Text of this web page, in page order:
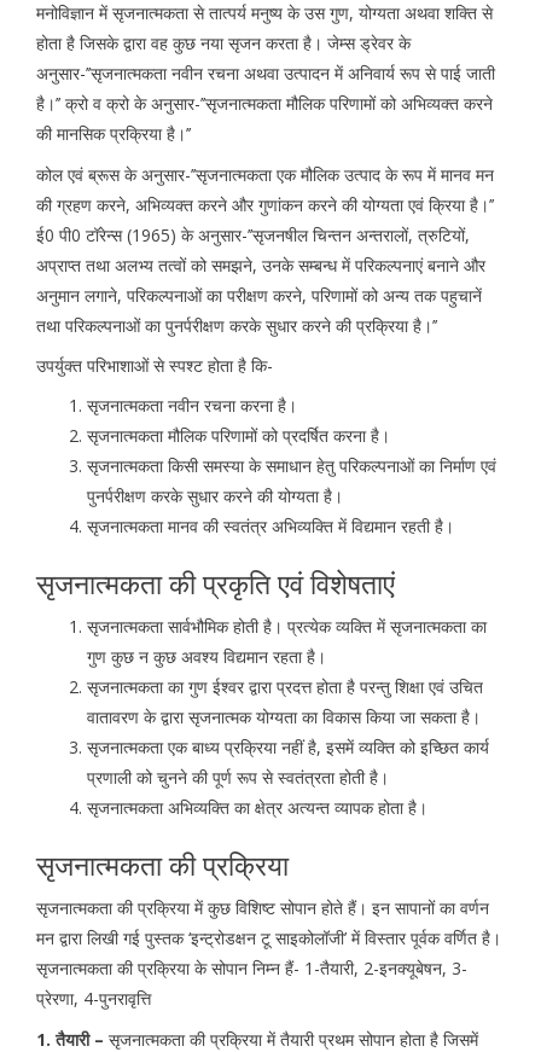
मनोविज्ञान में सृजनात्मकता से तात्पर्य मनुष्य के उस गुण, योग्यता अथवा शक्ति से
होता है जिसके द्वारा वह कुछ नया सृजन करता है। जेम्स ड्रेवर के
अनुसार-’’सृजनात्मकता नवीन रचना अथवा उत्पादन में अनिवार्य रूप से पाई जाती
है।’’ क्रो व क्रो के अनुसार-’’सृजनात्मकता मौलिक परिणामों को अभिव्यक्त करने
की मानसिक प्रक्रिया है।’’
कोल एवं ब्रूस के अनुसार-’’सृजनात्मकता एक मौलिक उत्पाद के रूप में मानव मन
की ग्रहण करने, अभिव्यक्त करने और गुणांकन करने की योग्यता एवं क्रिया है।’’
ई0 पी0 टॉरेन्स (1965) के अनुसार-’’सृजनषील चिन्तन अन्तरालों, त्रुटियों,
अप्राप्त तथा अलभ्य तत्वों को समझने, उनके सम्बन्ध में परिकल्पनाएं बनाने और
अनुमान लगाने, परिकल्पनाओं का परीक्षण करने, परिणामों को अन्य तक पहुचानें
तथा परिकल्पनाओं का पुनर्परीक्षण करके सुधार करने की प्रक्रिया है।’’
उपर्युक्त परिभाशाओं से स्पश्ट होता है कि-
सृजनात्मकता नवीन रचना करना है।
सृजनात्मकता मौलिक परिणामों को प्रदर्षित करना है।
सृजनात्मकता किसी समस्या के समाधान हेतु परिकल्पनाओं का निर्माण एवं
पुनर्परीक्षण करके सुधार करने की योग्यता है।
सृजनात्मकता मानव की स्वतंत्र अभिव्यक्ति में विद्यमान रहती है।
सृजनात्मकता की प्रकृति एवं विशेषताएं
सृजनात्मकता सार्वभौमिक होती है। प्रत्येक व्यक्ति में सृजनात्मकता का
गुण कुछ न कुछ अवश्य विद्यमान रहता है।
सृजनात्मकता का गुण ईश्वर द्वारा प्रदत्त होता है परन्तु शिक्षा एवं उचित
वातावरण के द्वारा सृजनात्मक योग्यता का विकास किया जा सकता है।
सृजनात्मकता एक बाध्य प्रक्रिया नहीं है, इसमें व्यक्ति को इच्छित कार्य
प्रणाली को चुनने की पूर्ण रूप से स्वतंत्रता होती है।
सृजनात्मकता अभिव्यक्ति का क्षेत्र अत्यन्त व्यापक होता है।
सृजनात्मकता की प्रक्रिया
सृजनात्मकता की प्रक्रिया में कुछ विशिष्ट सोपान होते हैं। इन सापानों का वर्णन
मन द्वारा लिखी गई पुस्तक ‘इन्ट्रोडक्षन टू साइकोलॉजी’ में विस्तार पूर्वक वर्णित है।
सृजनात्मकता की प्रक्रिया के सोपान निम्न हैं- 1-तैयारी, 2-इनक्यूबेषन, 3-
प्रेरणा, 4-पुनरावृत्ति
1. तैयारी – सृजनात्मकता की प्रक्रिया में तैयारी प्रथम सोपान होता है जिसमें